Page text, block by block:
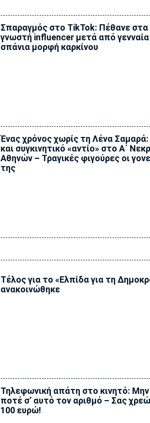
Σπαραγμός στο TikTok: Πέθανε στα
γνωστή influencer μετά από
σπάνια μορφή καρκίνου
Ένας χρόνος χωρίς τη Λένα
και συγκινητικό «αντίο» στο Α΄
Αθηνών – Τραγικές φιγούρες οι
της
Τέλος για το «Ελπίδα για τη
ανακοινώθηκε
Τηλεφωνική απάτη στο κινητό:
ποτέ σ’ αυτό τον αριθμό – Σας
100 ευρώ!